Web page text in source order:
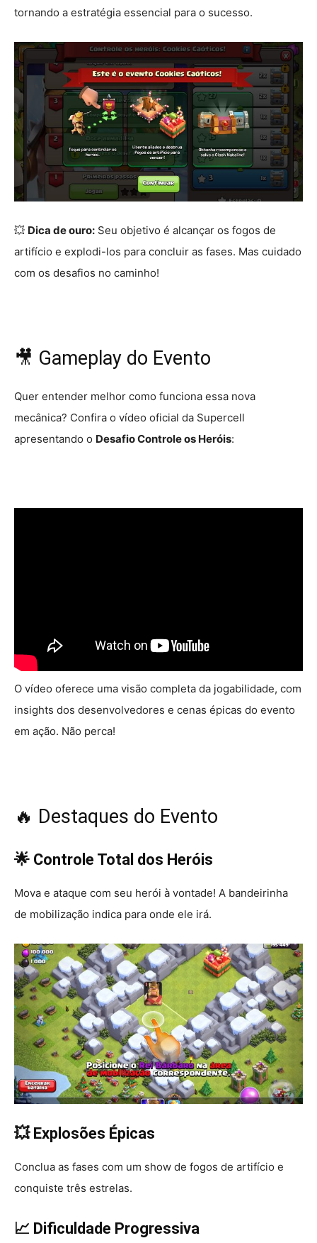
tornando a estratégia essencial para o sucesso.
💥 Dica de ouro: Seu objetivo é alcançar os fogos de
artifício e explodi-los para concluir as fases. Mas cuidado
com os desafios no caminho!
🎥 Gameplay do Evento
Quer entender melhor como funciona essa nova
mecânica? Confira o vídeo oficial da Supercell
apresentando o Desafio Controle os Heróis:
O vídeo oferece uma visão completa da jogabilidade, com
insights dos desenvolvedores e cenas épicas do evento
em ação. Não perca!
🔥 Destaques do Evento
🌟 Controle Total dos Heróis
Mova e ataque com seu herói à vontade! A bandeirinha
de mobilização indica para onde ele irá.
💥 Explosões Épicas
Conclua as fases com um show de fogos de artifício e
conquiste três estrelas.
📈 Dificuldade Progressiva